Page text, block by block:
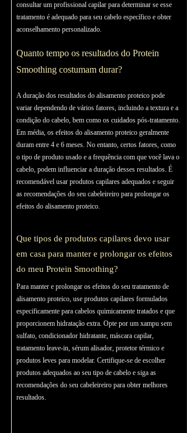
consultar um profissional capilar para determinar se esse
tratamento é adequado para seu cabelo específico e obter
aconselhamento personalizado.
Quanto tempo os resultados do Protein
Smoothing costumam durar?
A duração dos resultados do alisamento proteico pode
variar dependendo de vários fatores, incluindo a textura e a
condição do cabelo, bem como os cuidados pós-tratamento.
Em média, os efeitos do alisamento proteico geralmente
duram entre 4 e 6 meses. No entanto, certos fatores, como
o tipo de produto usado e a frequência com que você lava o
cabelo, podem influenciar a duração desses resultados. É
recomendável usar produtos capilares adequados e seguir
as recomendações do seu cabeleireiro para prolongar os
efeitos do alisamento proteico.
Que tipos de produtos capilares devo usar
em casa para manter e prolongar os efeitos
do meu Protein Smoothing?
Para manter e prolongar os efeitos do seu tratamento de
alisamento proteico, use produtos capilares formulados
especificamente para cabelos quimicamente tratados e que
proporcionem hidratação extra. Opte por um xampu sem
sulfato, condicionador hidratante, máscara capilar,
tratamento leave-in, sérum alisador, protetor térmico e
produtos leves para modelar. Certifique-se de escolher
produtos adequados ao seu tipo de cabelo e siga as
recomendações do seu cabeleireiro para obter melhores
resultados.